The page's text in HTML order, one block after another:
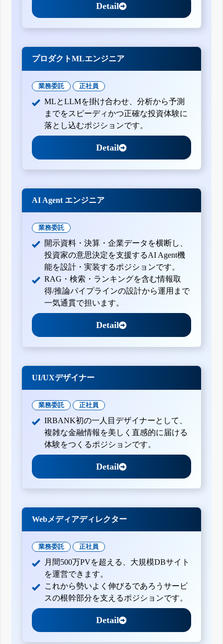
Detail
プロダクトMLエンジニア
業務委託 正社員
MLとLLMを掛け合わせ、分析から予測
までをスピーディかつ正確な投資体験に
落とし込むポジションです。
Detail
AI Agent エンジニア
業務委託
開示資料・決算・企業データを横断し、
投資家の意思決定を支援するAI Agent機
能を設計・実装するポジションです。
RAG・検索・ランキングを含む情報取
得/推論パイプラインの設計から運用まで
一気通貫で担います。
Detail
UI/UXデザイナー
業務委託 正社員
IRBANK初の一人目デザイナーとして、
複雑な金融情報を美しく直感的に届ける
体験をつくるポジションです。
Detail
Webメディアディレクター
業務委託 正社員
月間500万PVを超える、大規模DBサイト
を運営できます。
これから勢いよく伸びるであろうサービ
スの根幹部分を支えるポジションです。
Detail